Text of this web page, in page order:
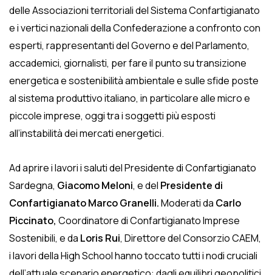
delle Associazioni territoriali del Sistema Confartigianato
e i vertici nazionali della Confederazione a confronto con
esperti, rappresentanti del Governo e del Parlamento,
accademici, giornalisti, per fare il punto su transizione
energetica e sostenibilità ambientale e sulle sfide poste
al sistema produttivo italiano, in particolare alle micro e
piccole imprese, oggi tra i soggetti più esposti
all’instabilità dei mercati energetici.
Ad aprire i lavori i saluti del Presidente di Confartigianato
Sardegna, Giacomo Meloni, e del Presidente di
Confartigianato Marco Granelli.Moderati da Carlo
Piccinato, Coordinatore di Confartigianato Imprese
Sostenibili, e da Loris Rui, Direttore del Consorzio CAEM,
i lavori della High School hanno toccato tutti i nodi cruciali